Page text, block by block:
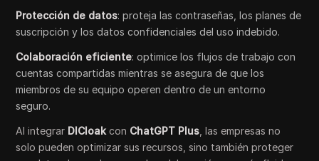
Protección de datos: proteja las contraseñas, los planes de
suscripción y los datos confidenciales del uso indebido.
Colaboración eficiente: optimice los flujos de trabajo con
cuentas compartidas mientras se asegura de que los
miembros de su equipo operen dentro de un entorno
seguro.
Al integrar DICloak con ChatGPT Plus , las empresas no
solo pueden optimizar sus recursos, sino también proteger